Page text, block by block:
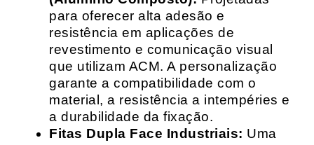
para oferecer alta adesão e
resistência em aplicações de
revestimento e comunicação visual
que utilizam ACM. A personalização
garante a compatibilidade com o
material, a resistência a intempéries e
a durabilidade da fixação.
Fitas Dupla Face Industriais: Uma